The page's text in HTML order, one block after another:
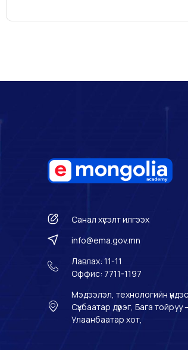
Санал хүсэлт илгээх
info@ema.gov.mn
Лавлах: 11-11
Оффис: 7711-1197
Мэдээлэл, технологийн
Сүхбаатар дүүрэг, Бага тойруу
Улаанбаатар хот,